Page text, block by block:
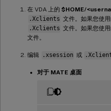
在 VDA 上的 $HOME/
.Xclients 文件。如果您使
.Xclients 文件。如果您使
文件。
编辑 .xsession 或
对于 MATE 桌面